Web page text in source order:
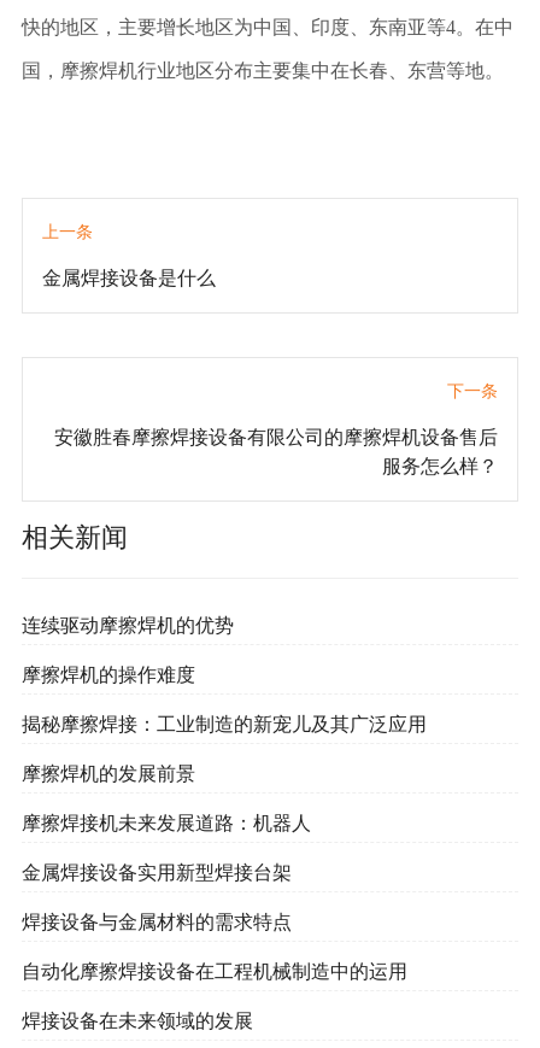
快的地区，主要增长地区为中国、印度、东南亚等4。在中
国，摩擦焊机行业地区分布主要集中在长春、东营等地。
上一条
金属焊接设备是什么
下一条
安徽胜春摩擦焊接设备有限公司的摩擦焊机设备售后
服务怎么样？
相关新闻
连续驱动摩擦焊机的优势
摩擦焊机的操作难度
揭秘摩擦焊接：工业制造的新宠儿及其广泛应用
摩擦焊机的发展前景
摩擦焊接机未来发展道路：机器人
金属焊接设备实用新型焊接台架
焊接设备与金属材料的需求特点
自动化摩擦焊接设备在工程机械制造中的运用
焊接设备在未来领域的发展